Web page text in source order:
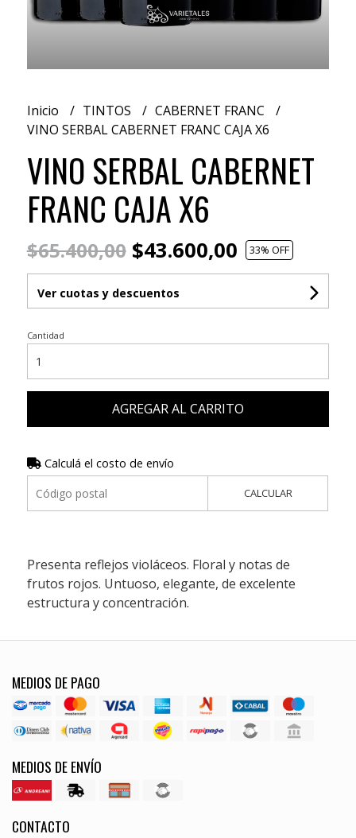
Inicio TINTOS
CABERNET FRANC
VINO SERBAL CABERNET FRANC CAJA X6
VINO SERBAL CABERNET
FRANC CAJA X6
$65.400,00$43.600,00 33% OFF
Ver cuotas y descuentos
Cantidad
AGREGAR AL CARRITO
Calculá el costo de envío
CALCULAR
Presenta reflejos violáceos. Floral y notas de
frutos rojos. Untuoso, elegante, de excelente
estructura y concentración.
MEDIOS DE PAGO
MEDIOS DE ENVÍO
CONTACTO